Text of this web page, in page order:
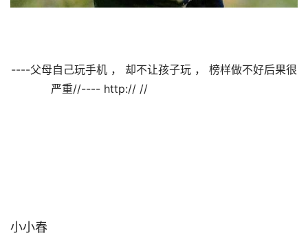
----父母自己玩手机 ， 却不让孩子玩 ， 榜样做不好后果很
严重//---- http:// //
小小春